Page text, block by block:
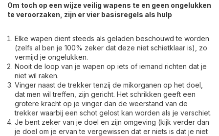
Om toch op een wijze veilig wapens te en geen ongelukken
te veroorzaken, zijn er vier basisregels als hulp
Elke wapen dient steeds als geladen beschouwd te worden
(zelfs al ben je 100% zeker dat deze niet schietklaar is), zo
vermijd je ongelukken.
Nooit de loop van je wapen op iets of iemand richten dat je
niet wil raken.
Vinger naast de trekker tenzij de mikorganen op het doel,
dat men wil treffen, zijn gericht. Het schrikken geeft een
grotere kracht op je vinger dan de weerstand van de
trekker waarbij een schot gelost kan worden als je verschiet.
Je bent zeker van je doel en zijn omgeving (kijk verder dan
je doel om je ervan te vergewissen dat er niets is dat je niet